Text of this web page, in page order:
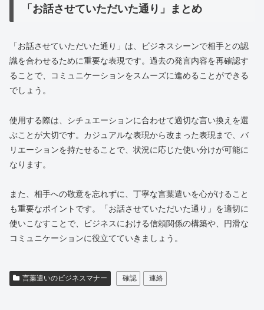
「お話させていただいた通り」まとめ
「お話させていただいた通り」は、ビジネスシーンで相手との認
識を合わせるために重要な表現です。過去の発言内容を再確認す
ることで、コミュニケーションをスムーズに進めることができる
でしょう。
使用する際は、シチュエーションに合わせて適切な言い換えを選
ぶことが大切です。カジュアルな表現から改まった表現まで、バ
リエーションを持たせることで、状況に応じた使い分けが可能に
なります。
また、相手への敬意を忘れずに、丁寧な言葉遣いを心がけること
も重要なポイントです。「お話させていただいた通り」を適切に
使いこなすことで、ビジネスにおける信頼関係の構築や、円滑な
コミュニケーションに役立てていきましょう。
言葉遣いのビジネスマナー 確認 連絡